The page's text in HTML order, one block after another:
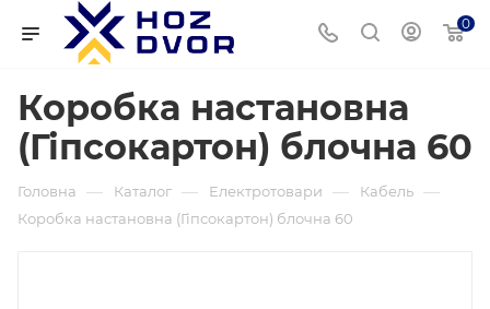
0
Коробка настановна
(Гіпсокартон) блочна 60
Головна — Каталог — Електротовари — Кабель —
Коробка настановна (Гіпсокартон) блочна 60